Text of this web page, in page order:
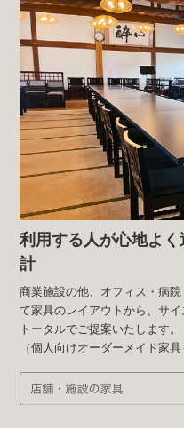
利用する人が心地よ
計
商業施設の他、オフィス・病
て家具のレイアウトから、サ
トータルでご提案いたします。
（個人向けオーダーメイド家